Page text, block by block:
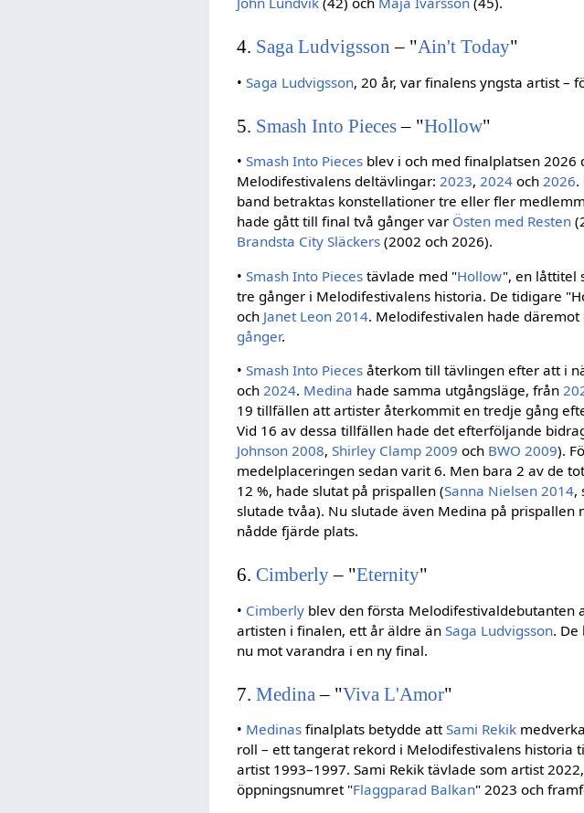
4. Saga Ludvigsson – "Ain't Today"
•Saga Ludvigsson, 20 år, var finalens yngsta artist –
5. Smash Into Pieces– "Hollow"
•Smash Into Pieces blev i och med finalplatsen
Melodifestivalens deltävlingar:2023,2024 och2026.
band betraktas konstellationer tre eller fler
hade gått till final två gånger var Östen med Resten
Brandsta City Släckers (2002 och 2026).
•Smash Into Pieces tävlade med "Hollow", en låttitel
tre gånger i Melodifestivalens historia. De tidigare
och Janet Leon 2014. Melodifestivalen hade
gånger.
•Smash Into Pieces återkom till tävlingen efter att i
och 2024. Medina hade samma utgångsläge, från
19 tillfällen att artister återkommit en tredje gång
Vid 16 av dessa tillfällen hade det efterföljande
Johnson 2008,Shirley Clamp 2009 och BWO 2009).
medelplaceringen sedan varit 6. Men bara 2 av de
12 %, hade slutat på prispallen (Sanna Nielsen 2014,
slutade tvåa). Nu slutade även Medina på prispallen
nådde fjärde plats.
6. Cimberly– "Eternity"
• Cimberly blev den första Melodifestivaldebutanten
artisten i finalen, ett år äldre änSaga Ludvigsson. De
nu mot varandra i en ny final.
7.Medina– "Viva L'Amor"
• Medinas finalplats betydde attSami Rekik
roll – ett tangerat rekord i Melodifestivalens historia
artist 1993–1997. Sami Rekik tävlade som artist
öppningsnumret "Flaggparad Balkan" 2023 och